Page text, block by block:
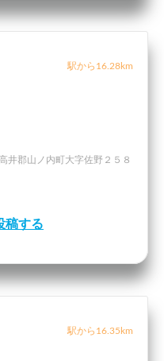
駅から16.28km
井郡山ノ内町大字佐野２５８
稿する
駅から16.35km